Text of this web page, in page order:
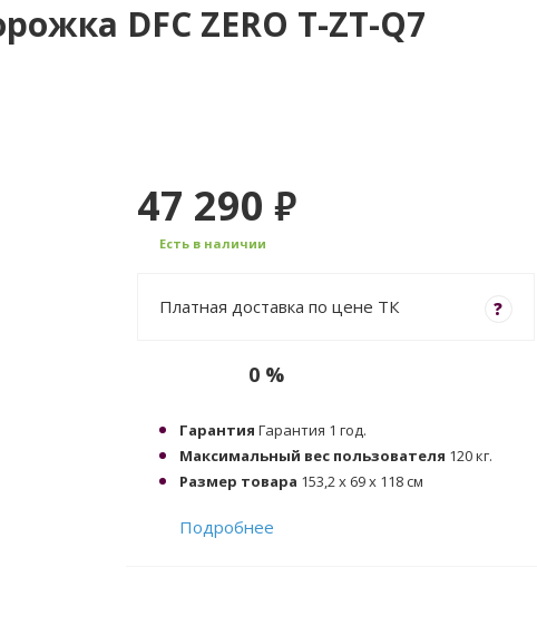
DFC ZERO T-ZT-Q7
47 290 ₽
Есть в наличии
?
Платная доставка по цене ТК
0 %
Гарантия Гарантия 1 год.
Максимальный вес пользователя 120 кг.
Размер товара 153,2 х 69 х 118 см
Подробнее